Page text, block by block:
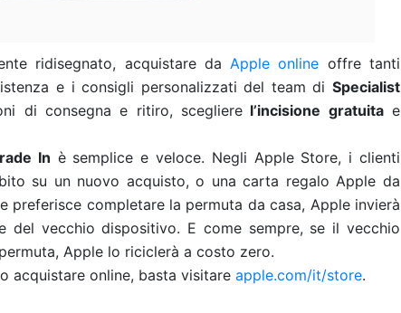
ridisegnato, acquistare da Apple online offre tanti
e i consigli personalizzati del team di Specialist
di consegna e ritiro, scegliere l’incisione gratuitae
In è semplice e veloce. Negli Apple Store, i clienti
su un nuovo acquisto, o una carta regalo Apple da
preferisce completare la permuta da casa, Apple invierà
del vecchio dispositivo. E come sempre, se il vecchio
Apple lo riciclerà a costo zero.
acquistare online, basta visitare apple.com/it/store.